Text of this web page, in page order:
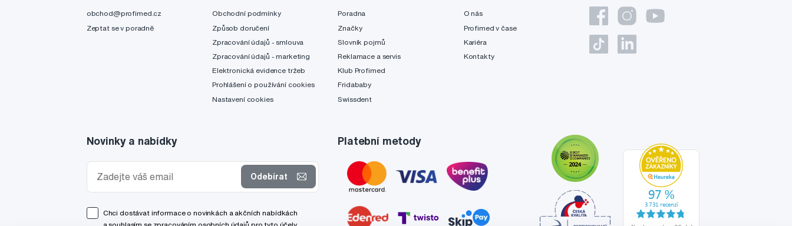
obchod@profimed.cz
Zeptat se v poradně
Obchodní podmínky
Způsob doručení
Zpracování údajů - smlouva
Zpracování údajů - marketing
Elektronická evidence tržeb
Prohlášení o používání cookies
Nastavení cookies
Poradna
Značky
Slovník pojmů
Reklamace a servis
Klub Profimed
Fridababy
Swissdent
O nás
Profimed v čase
Kariéra
Kontakty
Novinky a nabídky
Odebírat
Chci dostávat informace o novinkách a akčních nabídkách
a souhlasím se zpracováním osobních údajů pro tyto účely.
Platební metody